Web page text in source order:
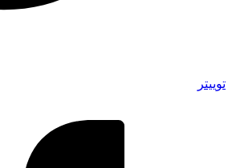
توییتر